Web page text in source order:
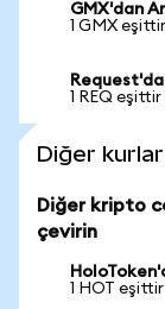
GMX'dan
1 GMX
1 REQ eşittir
Diğer
Diğer kripto
çevirin
1 HOT